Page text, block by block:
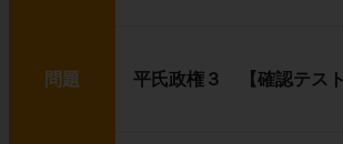
問題 平氏政権３ 【確認テスト